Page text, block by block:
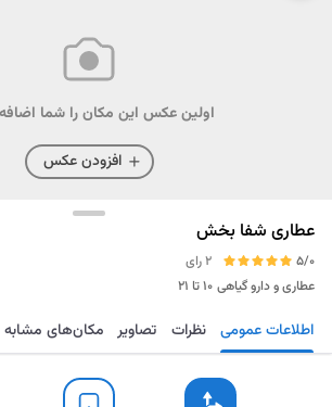
اولین عکس این مکان را شما
افزودن عکس
عطاری شفا بخش
5/0
2 رای
عطاری و دارو گیاهی ۱۰ تا ۲۱
مسیریابی ذخیره ارسال اطلاعات عمومی نظرات تصاویر مکان‌های مشابه